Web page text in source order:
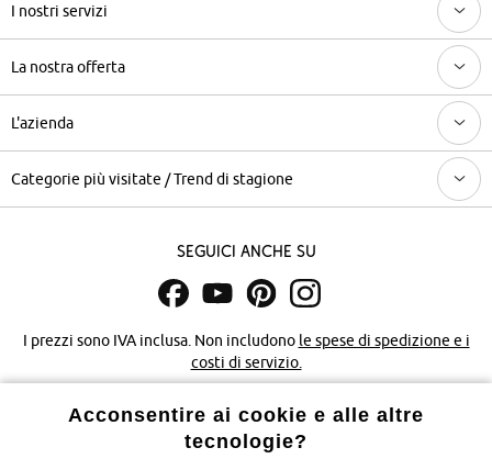
I nostri servizi
La nostra offerta
L'azienda
Categorie più visitate / Trend di stagione
Seguici anche su
I prezzi sono IVA inclusa. Non includono le spese di spedizione e i
costi di servizio.
Condizioni di vendita Accessibilità
Acconsentire ai cookie e alle altre
tecnologie?